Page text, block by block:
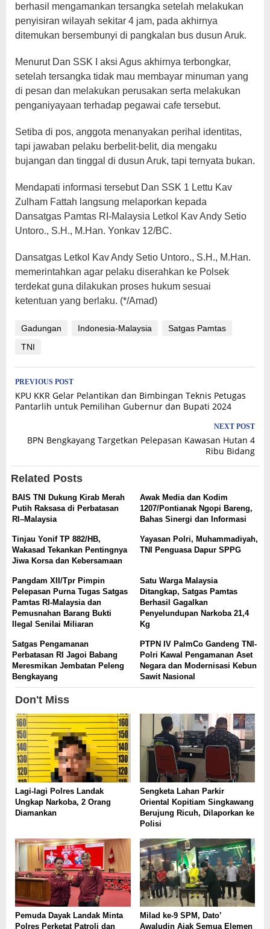
berhasil mengamankan tersangka setelah melakukan
penyisiran wilayah sekitar 4 jam, pada akhirnya
ditemukan bersembunyi di pangkalan bus dusun Aruk.
Menurut Dan SSK I aksi Agus akhirnya terbongkar,
setelah tersangka tidak mau membayar minuman yang
di pesan dan melakukan perusakan serta melakukan
penganiyayaan terhadap pegawai cafe tersebut.
Setiba di pos, anggota menanyakan perihal identitas,
tapi jawaban pelaku berbelit-belit, dia mengaku
bujangan dan tinggal di dusun Aruk, tapi ternyata bukan.
Mendapati informasi tersebut Dan SSK 1 Lettu Kav
Zulham Fattah langsung melaporkan kepada
Dansatgas Pamtas RI-Malaysia Letkol Kav Andy Setio
Untoro., S.H., M.Han. Yonkav 12/BC.
Dansatgas Letkol Kav Andy Setio Untoro., S.H., M.Han.
memerintahkan agar pelaku diserahkan ke Polsek
terdekat guna dilakukan proses hukum sesuai
ketentuan yang berlaku. (*/Amad)
Gadungan Indonesia-Malaysia
Satgas Pamtas
TNI
Post
navigation
PREVIOUS POST
KPU KKR Gelar Pelantikan dan Bimbingan Teknis Petugas
Pantarlih untuk Pemilihan Gubernur dan Bupati 2024
NEXT POST
BPN Bengkayang Targetkan Pelepasan Kawasan Hutan 4
Ribu Bidang
Related Posts
BAIS TNI Dukung Kirab Merah
Putih Raksasa di Perbatasan
RI–Malaysia
Awak Media dan Kodim
1207/Pontianak Ngopi Bareng,
Bahas Sinergi dan Informasi
Tinjau Yonif TP 882/HB,
Wakasad Tekankan Pentingnya
Jiwa Korsa dan Kebersamaan
Yayasan Polri, Muhammadiyah,
TNI Penguasa Dapur SPPG
Pangdam XII/Tpr Pimpin
Pelepasan Purna Tugas Satgas
Pamtas RI-Malaysia dan
Pemusnahan Barang Bukti
Ilegal Senilai Miliaran
Satu Warga Malaysia
Ditangkap, Satgas Pamtas
Berhasil Gagalkan
Penyelundupan Narkoba 21,4
Kg
Satgas Pengamanan
Perbatasan RI Jagoi Babang
Meresmikan Jembatan Peleng
Bengkayang
PTPN IV PalmCo Gandeng TNI-
Polri Kawal Pengamanan Aset
Negara dan Modernisasi Kebun
Sawit Nasional
Don't Miss
Lagi-lagi Polres Landak
Ungkap Narkoba, 2 Orang
Diamankan
Sengketa Lahan Parkir
Oriental Kopitiam Singkawang
Berujung Ricuh, Dilaporkan ke
Polisi
Pemuda Dayak Landak Minta
Polres Perketat Patroli dan
Milad ke-9 SPM, Dato’
Awaludin Ajak Semua Elemen